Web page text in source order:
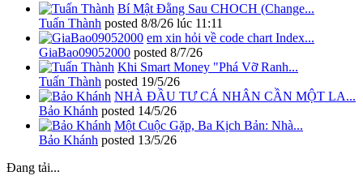
Bí Mật Đằng Sau CHOCH (Change...
Tuấn Thành posted 8/8/26 lúc 11:11
em xin hỏi về code chart Index...
GiaBao09052000 posted 8/7/26
Khi Smart Money "Phá Vỡ Ranh...
Tuấn Thành posted 19/5/26
NHÀ ĐẦU TƯ CÁ NHÂN CẦN MỘT LA...
Bảo Khánh posted 14/5/26
Một Cuộc Gặp, Ba Kịch Bản: Nhà...
Bảo Khánh posted 13/5/26
Đang tải...